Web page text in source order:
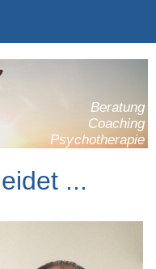
Beratung
Coaching
Psychotherapie
...